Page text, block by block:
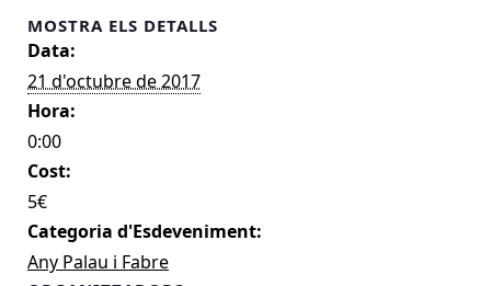
MOSTRA ELS DETALLS
Data:
21 d'octubre de 2017
Hora:
0:00
Cost:
5€
Categoria d'Esdeveniment:
Any Palau i Fabre